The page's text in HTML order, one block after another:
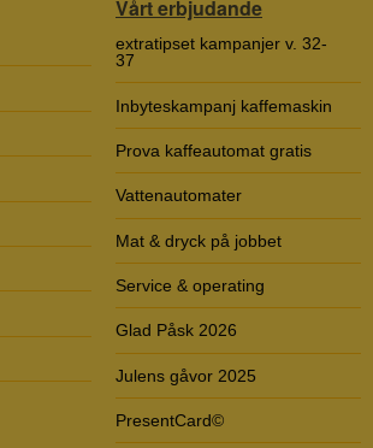
Vårt erbjudande
extratipset kampanjer v. 32-
37
Inbyteskampanj kaffemaskin
Prova kaffeautomat gratis
Vattenautomater
Mat & dryck på jobbet
Service & operating
Glad Påsk 2026
Julens gåvor 2025
PresentCard©